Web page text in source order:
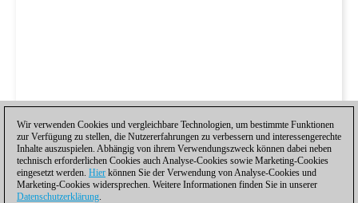
Wir verwenden Cookies und vergleichbare Technologien, um bestimmte Funktionen
zur Verfügung zu stellen, die Nutzererfahrungen zu verbessern und interessengerechte
Inhalte auszuspielen. Abhängig von ihrem Verwendungszweck können dabei neben
technisch erforderlichen Cookies auch Analyse-Cookies sowie Marketing-Cookies
eingesetzt werden. Hier können Sie der Verwendung von Analyse-Cookies und
Marketing-Cookies widersprechen. Weitere Informationen finden Sie in unserer
Datenschutzerklärung.